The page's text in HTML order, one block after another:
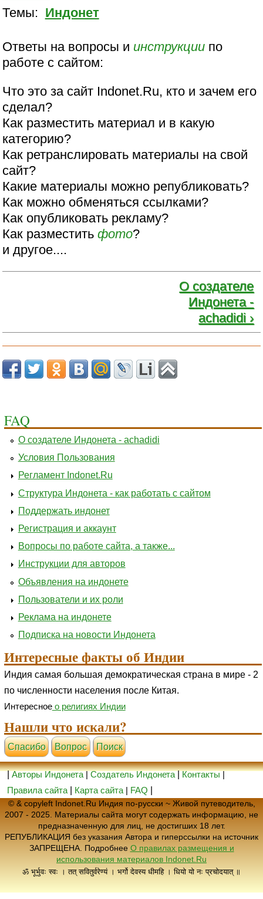
Темы: Индонет
Ответы на вопросы и инструкции по
работе с сайтом:
Что это за сайт Indonet.Ru, кто и зачем его
сделал?
Как разместить материал и в какую
категорию?
Как ретранслировать материалы на свой
сайт?
Какие материалы можно републиковать?
Как можно обменяться ссылками?
Как опубликовать рекламу?
Как разместитьфото?
и другое....
О создателе
Индонета -
achadidi ›
FAQ
О создателе Индонета - achadidi
Условия Пользования
Регламент Indonet.Ru
Структура Индонета - как работать с сайтом
Поддержать индонет
Регистрация и аккаунт
Вопросы по работе сайта, а также...
Инструкции для авторов
Объявления на индонете
Пользователи и их роли
Реклама на индонете
Подписка на новости Индонета
Интересные факты об Индии
Индия самая большая демократическая страна в мире - 2
по численности населения после Китая.
Интересноео религиях Индии
Нашли что искали?
Cпасибо Вопрос Поиск
|Авторы Индонета|Создатель Индонета|Контакты|
Правила сайта
Карта сайта | FAQ
© & copyleft Indonet.Ru Индия по-русски ~ Живой путеводитель,
2007 - 2025. Материалы сайта могут содержать информацию, не
предназначенную для лиц, не достигших 18 лет.
РЕПУБЛИКАЦИЯ без указания Автора и гиперссылки на источник
ЗАПРЕЩЕНА. Подробнее О правилах размещения и
использования материалов Indonet.Ru
ॐ भूर्भुवः स्वः । तत् सवितुर्वरेण्यं । भर्गो देवस्य धीमहि । धियो यो नः प्रचोदयात् ॥